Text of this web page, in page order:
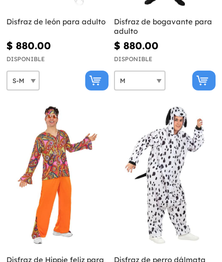
Disfraz de león para adulto
$ 880.00
DISPONIBLE
Disfraz de bogavante para
adulto
$ 880.00
DISPONIBLE
Disfraz de Hippie feliz para
Disfraz de perro dálmata